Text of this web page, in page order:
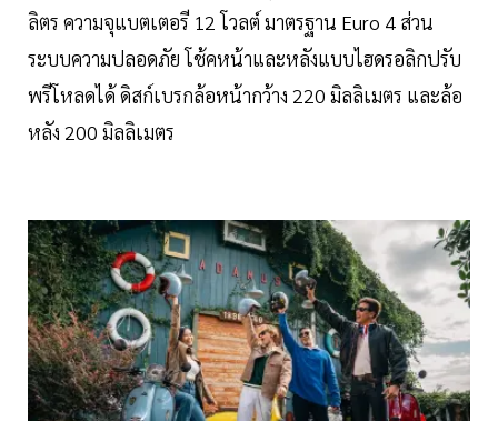
ลิตร ความจุแบตเตอรี 12 โวลต์ มาตรฐาน Euro 4 ส่วน
ระบบความปลอดภัย โช้คหน้าและหลังแบบไฮดรอลิกปรับ
พรีโหลดได้ ดิสก์เบรกล้อหน้ากว้าง 220 มิลลิเมตร และล้อ
หลัง 200 มิลลิเมตร